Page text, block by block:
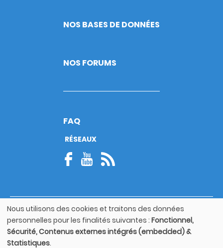
NOS BASES DE DONNÉES
NOS FORUMS
FAQ
RÉSEAUX
© Copyright 2026
Footer
bottom
Mentions légales
Utilisation
des
données
Nous utilisons des cookies et traitons des données
personnelles pour les finalités suivantes : Fonctionnel,
Sécurité, Contenus externes intégrés (embedded) &
Statistiques.